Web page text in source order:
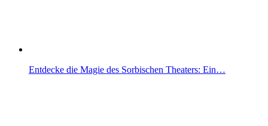
Entdecke die Magie des Sorbischen Theaters: Ein…